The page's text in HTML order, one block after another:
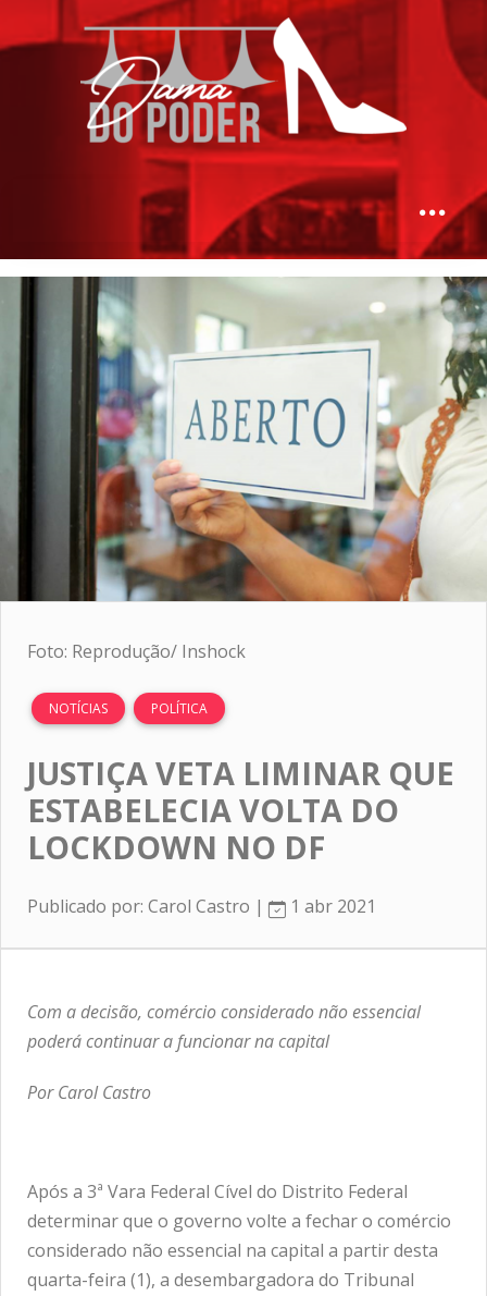
Foto: Reprodução/ Inshock
NOTÍCIAS POLÍTICA
JUSTIÇA VETA LIMINAR QUE
ESTABELECIA VOLTA DO
LOCKDOWN NO DF
Publicado por: Carol Castro | 1 abr 2021
Com a decisão, comércio considerado não essencial
poderá continuar a funcionar na capital
Por Carol Castro
Após a 3ª Vara Federal Cível do Distrito Federal
determinar que o governo volte a fechar o comércio
considerado não essencial na capital a partir desta
quarta-feira (1), a desembargadora do Tribunal